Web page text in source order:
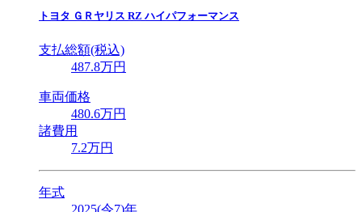
トヨタ ＧＲヤリス RZ ハイパフォーマンス
支払総額(税込)
487.8万円
車両価格
480.6万円
諸費用
7.2万円
年式
2025(令7)年